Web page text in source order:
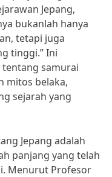
Jepang,
bukanlah hanya
tetapi juga
tinggi.” Ini
samurai
mitos belaka,
sejarah yang
Jepang adalah
panjang yang telah
Menurut Profesor